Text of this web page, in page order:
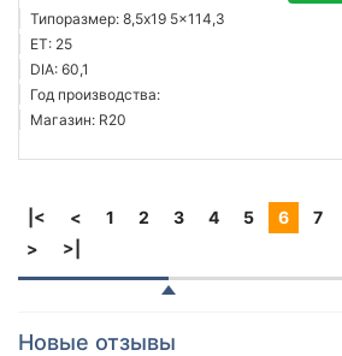
Типоразмер: 8,5x19 5x114,3
ET: 25
DIA: 60,1
Год производства:
Магазин: R20
|< < 1 2 3 4 5 6 7
>
>|
Новые отзывы